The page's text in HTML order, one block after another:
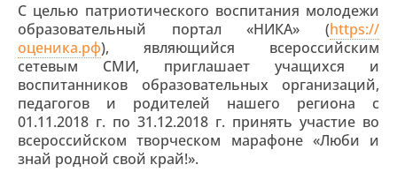
С целью патриотического воспитания молодежи
образовательный портал «НИКА» (https://
оценика.рф), являющийся всероссийским
сетевым СМИ, приглашает учащихся и
воспитанников образовательных организаций,
педагогов и родителей нашего региона с
01.11.2018 г. по 31.12.2018 г. принять участие во
всероссийском творческом марафоне «Люби и
знай родной свой край!».